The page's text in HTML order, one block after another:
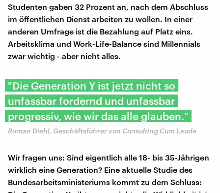
Studenten gaben 32 Prozent an, nach dem Abschluss
im öffentlichen Dienst arbeiten zu wollen. In einer
anderen Umfrage ist die Bezahlung auf Platz eins.
Arbeitsklima und Work-Life-Balance sind Millennials
zwar wichtig - aber nicht alles.
"Die Generation Y ist jetzt nicht so
unfassbar fordernd und unfassbar
progressiv, wie wir das alle glauben."
Roman Diehl, Geschäftsführer von Consulting Cum Laude
Wir fragen uns: Sind eigentlich alle 18- bis 35-Jährigen
wirklich eine Generation? Eine aktuelle Studie des
Bundesarbeitsministeriums kommt zu dem Schluss: